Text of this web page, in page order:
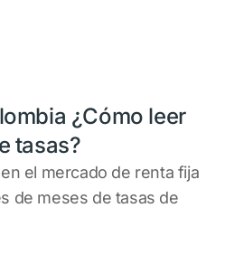
¿Cómo leer
tasas?
el mercado de renta fija
de meses de tasas de